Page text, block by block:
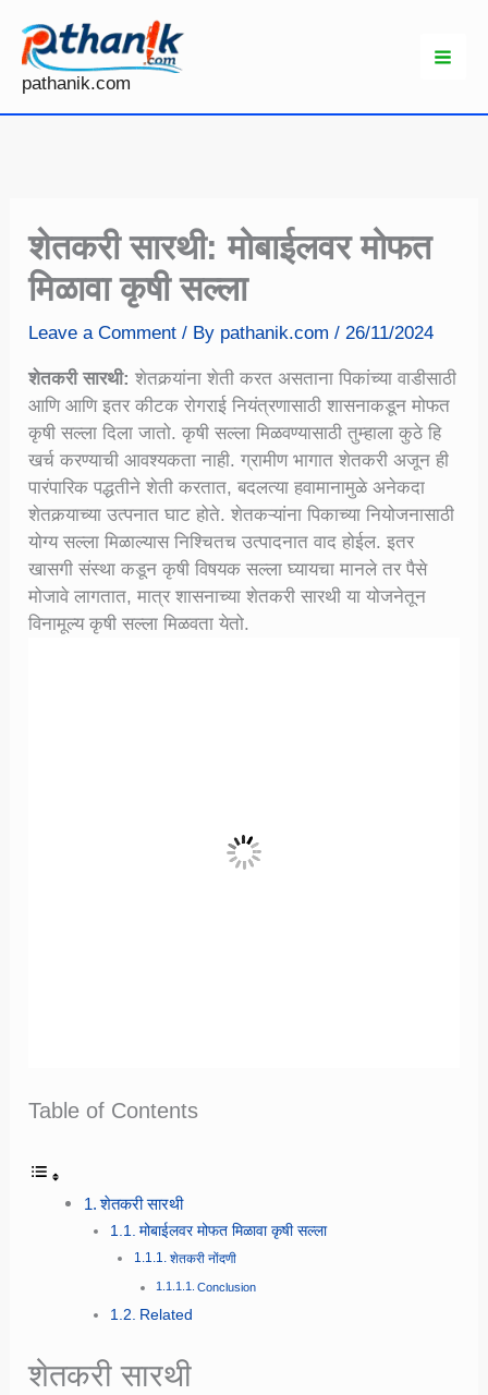
content
pathanik.com
शेतकरी सारथी: मोबाईलवर मोफत
मिळावा कृषी सल्ला
Leave a Comment / By pathanik.com/ 26/11/2024
शेतकरी सारथी: शेतकर्‍यांना शेती करत असताना पिकांच्या वाडीसाठी
आणि आणि इतर कीटक रोगराई नियंत्रणासाठी शासनाकडून मोफत
कृषी सल्ला दिला जातो. कृषी सल्ला मिळवण्यासाठी तुम्हाला कुठे हि
खर्च करण्याची आवश्यकता नाही. ग्रामीण भागात शेतकरी अजून ही
पारंपारिक पद्धतीने शेती करतात, बदलत्या हवामानामुळे अनेकदा
शेतकर्‍याच्या उत्पनात घाट होते. शेतकऱ्यांना पिकाच्या नियोजनासाठी
योग्य सल्ला मिळाल्यास निश्चितच उत्पादनात वाद होईल. इतर
खासगी संस्था कडून कृषी विषयक सल्ला घ्यायचा मानले तर पैसे
मोजावे लागतात, मात्र शासनाच्या शेतकरी सारथी या योजनेतून
विनामूल्य कृषी सल्ला मिळवता येतो.
Table of Contents
शेतकरी सारथी
मोबाईलवर मोफत मिळावा कृषी सल्ला
शेतकरी नोंदणी
Conclusion
Related
शेतकरी सारथी